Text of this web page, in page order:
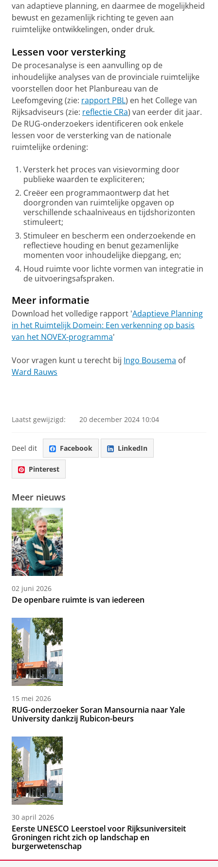
van adaptieve planning, en daarmee de mogelijkheid
bewust en gezamenlijk richting te geven aan
ruimtelijke ontwikkelingen, onder druk.
Lessen voor versterking
De procesanalyse is een aanvulling op de
inhoudelijke analyses van de provinciale ruimtelijke
voorstellen door het Planbureau van de
Leefomgeving (zie: rapport PBL) en het College van
Rijksadviseurs (zie: reflectie CRa) van eerder dit jaar.
De RUG-onderzoekers identificeren ook enkele
lessen voor de versterking van de nationale
ruimtelijke ordening:
Versterk het proces van visievorming door
publieke waarden te expliciteren;
Creëer een programmaontwerp dat het
doorgronden van ruimtelijke opgaven op
verschillende schaalniveaus en tijdshorizonten
stimuleert;
Stimuleer en bescherm een onderzoekende en
reflectieve houding en benut gezamenlijke
momenten voor inhoudelijke diepgang, en;
Houd ruimte voor lichte vormen van integratie in
de uitvoeringsafspraken.
Meer informatie
Download het volledige rapport 'Adaptieve Planning
in het Ruimtelijk Domein: Een verkenning op basis
van het NOVEX-programma'
Voor vragen kunt u terecht bij Ingo Bousema of
Ward Rauws
Laatst gewijzigd: 20 december 2024 10:04
Deel dit Facebook LinkedIn
Pinterest
Meer nieuws
02 juni 2026
De openbare ruimte is van iedereen
15 mei 2026
RUG-onderzoeker Soran Mansournia naar Yale
University dankzij Rubicon-beurs
30 april 2026
Eerste UNESCO Leerstoel voor Rijksuniversiteit
Groningen richt zich op landschap en
burgerwetenschap